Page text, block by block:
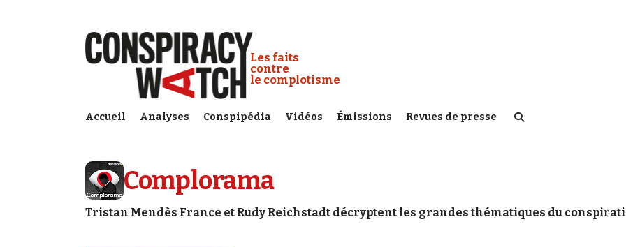
Conspiracy Watch :
Les faits
contre
le complotisme
Accueil Analyses Conspipédia Vidéos Émissions Revues de presse
Complorama
Tristan Mendès France et Rudy Reichstadt décryptent les grandes thématiques du